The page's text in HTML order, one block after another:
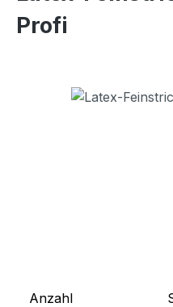
Profi
Bildergalerie
Anzahl